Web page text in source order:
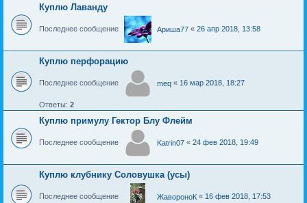
Куплю Лаванду
Последнее сообщение Ариша77 « 26 апр 2018, 13:58
Куплю перфорацию
Последнее сообщение meq « 16 мар 2018, 18:27
Ответы: 2
Куплю примулу Гектор Блу Флейм
Последнее сообщение Katrin07 « 24 фев 2018, 19:49
Куплю клубнику Соловушка (усы)
Последнее сообщение ЖавороноК « 16 фев 2018, 17:53